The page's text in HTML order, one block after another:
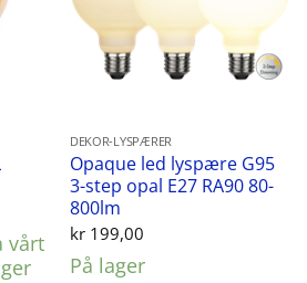
vårt
DEKOR-LYSPÆRER
Opaque led lyspære G95
3-step opal E27 RA90 80-
800lm
kr199,00
På lager